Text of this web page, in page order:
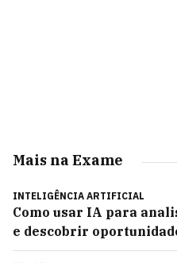
Mais na Exame
INTELIGÊNCIA ARTIFICIAL
Como usar IA para
e descobrir